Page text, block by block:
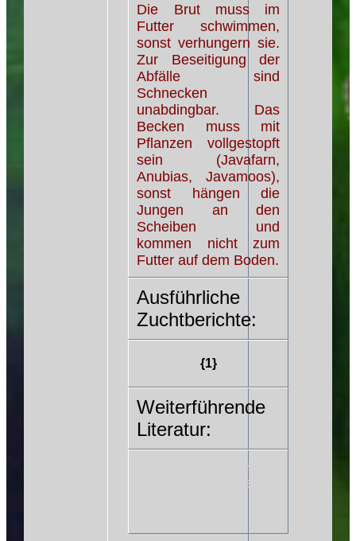
Die Brut muss im
Futter schwimmen,
sonst verhungern sie.
Zur Beseitigung der
Abfälle sind
Schnecken
unabdingbar. Das
Becken muss mit
Pflanzen vollgestopft
sein (Javafarn,
Anubias, Javamoos),
sonst hängen die
Jungen an den
Scheiben und
kommen nicht zum
Futter auf dem Boden.
Ausführliche
Zuchtberichte:
{1}
Weiterführende
Literatur:
BSSW Spezial (H.-G.
Evers/I. Seidel)